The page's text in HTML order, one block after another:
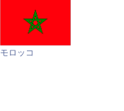
モロッコ